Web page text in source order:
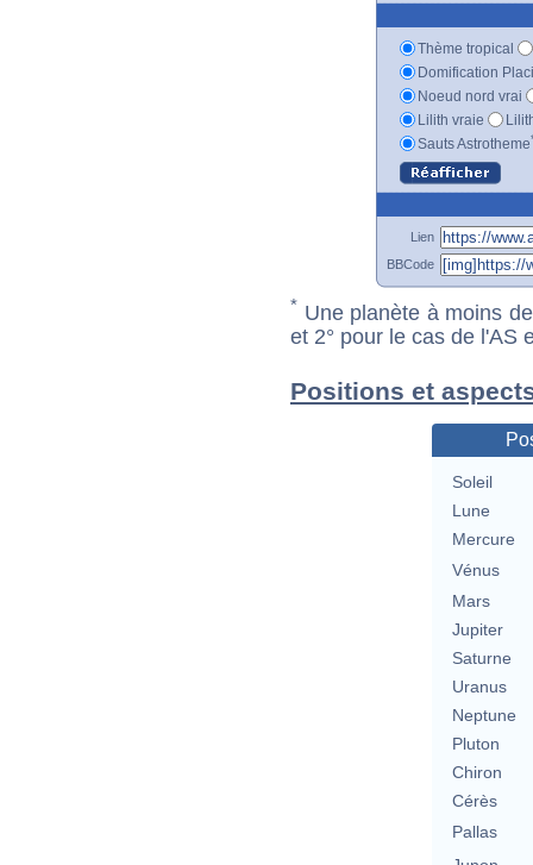
Thème tropical
Domification
Noeud nord vrai
Lilith vraie
Sauts Astrotheme
Lien
BBCode
* Une planète à moins
et 2° pour le cas de l'AS
Positions et
Soleil
Lune
Mercure
Vénus
Mars
Jupiter
Saturne
Uranus
Neptune
Pluton
Chiron
Cérès
Pallas